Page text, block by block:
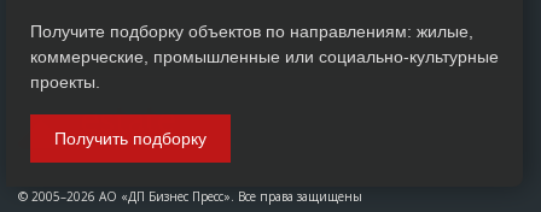
© 2005–2026 АО «ДП Бизнес Пресс». Все права защищены
Получите подборку объектов по направлениям: жилые,
коммерческие, промышленные или социально-культурные
проекты.
Получить подборку